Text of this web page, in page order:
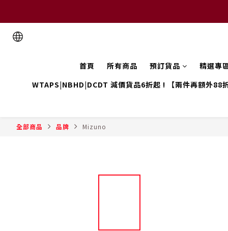
首頁 所有商品 預訂貨品
精選專
WTAPS|NBHD|DCDT 減價貨品6折起 ! 【兩件再額外88
全部商品 品牌 Mizuno